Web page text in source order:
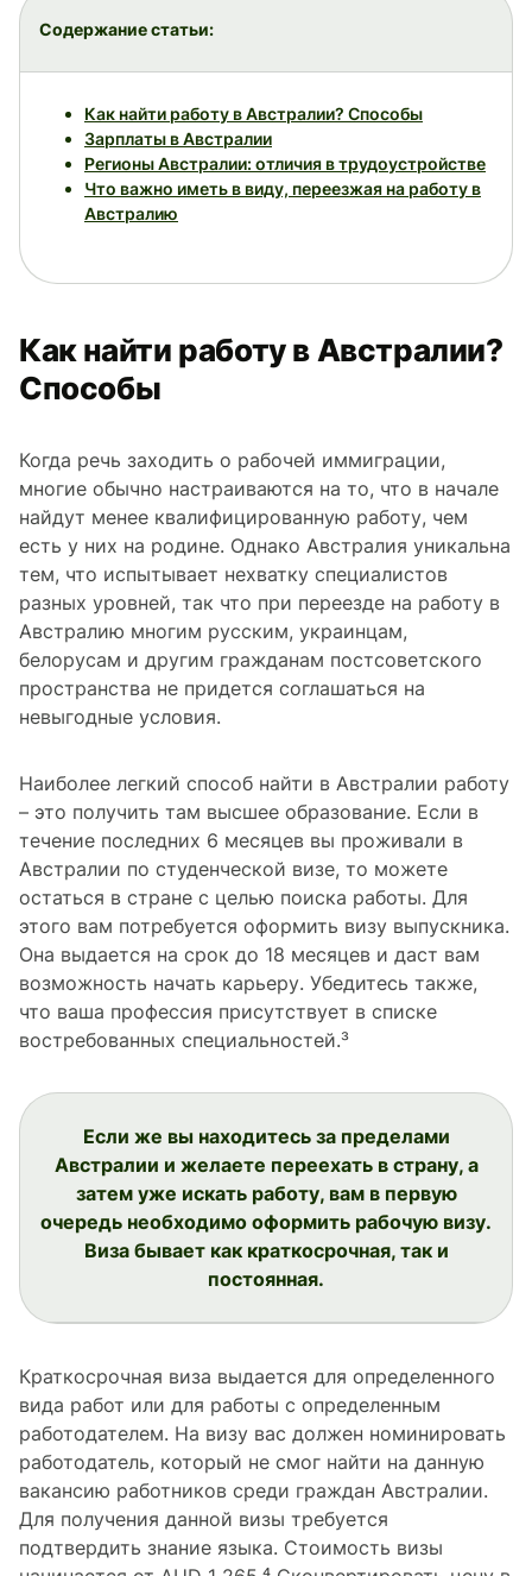
Содержание статьи:
Как найти работу в Австралии? Способы
Зарплаты в Австралии
Регионы Австралии: отличия в трудоустройстве
Что важно иметь в виду, переезжая на работу в
Австралию
Как найти работу в Австралии?
Способы
Когда речь заходить о рабочей иммиграции,
многие обычно настраиваются на то, что в начале
найдут менее квалифицированную работу, чем
есть у них на родине. Однако Австралия уникальна
тем, что испытывает нехватку специалистов
разных уровней, так что при переезде на работу в
Австралию многим русским, украинцам,
белорусам и другим гражданам постсоветского
пространства не придется соглашаться на
невыгодные условия.
Наиболее легкий способ найти в Австралии работу
– это получить там высшее образование. Если в
течение последних 6 месяцев вы проживали в
Австралии по студенческой визе, то можете
остаться в стране с целью поиска работы. Для
этого вам потребуется оформить визу выпускника.
Она выдается на срок до 18 месяцев и даст вам
возможность начать карьеру. Убедитесь также,
что ваша профессия присутствует в списке
востребованных специальностей.³
Если же вы находитесь за пределами
Австралии и желаете переехать в страну, а
затем уже искать работу, вам в первую
очередь необходимо оформить рабочую визу.
Виза бывает как краткосрочная, так и
постоянная.
Краткосрочная виза выдается для определенного
вида работ или для работы с определенным
работодателем. На визу вас должен номинировать
работодатель, который не смог найти на данную
вакансию работников среди граждан Австралии.
Для получения данной визы требуется
подтвердить знание языка. Стоимость визы